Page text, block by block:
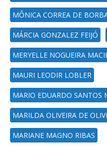
MÔNICA CORREA DE
MÁRCIA GONZALEZ FEIJÓ
MERYELLE NOGUEIRA
MAURI LEODIR LOBLER
MARIO EDUARDO SANTOS
MARILDA OLIVEIRA DE
MARIANE MAGNO RIBAS